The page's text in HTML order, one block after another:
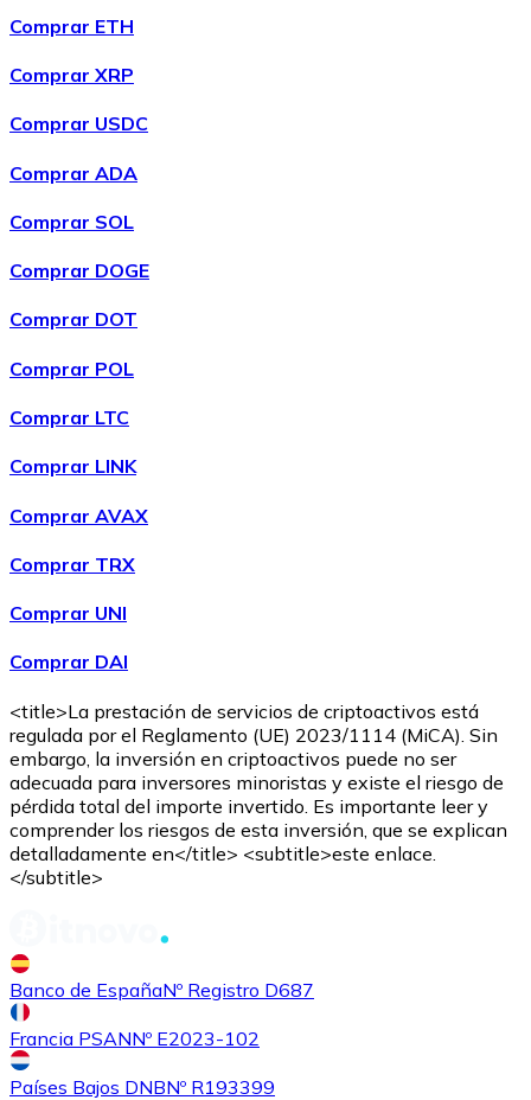
Comprar ETH
Comprar XRP
Comprar USDC
Comprar ADA
Comprar SOL
Comprar DOGE
Comprar DOT
Comprar POL
Comprar LTC
Comprar LINK
Comprar AVAX
Comprar TRX
Comprar UNI
Comprar DAI
<title>La prestación de servicios de criptoactivos está
regulada por el Reglamento (UE) 2023/1114 (MiCA). Sin
embargo, la inversión en criptoactivos puede no ser
adecuada para inversores minoristas y existe el riesgo de
pérdida total del importe invertido. Es importante leer y
comprender los riesgos de esta inversión, que se explican
detalladamente en</title> <subtitle>este enlace.
</subtitle>
Banco de EspañaNº Registro D687
Francia PSANNº E2023-102
Países Bajos DNBNº R193399